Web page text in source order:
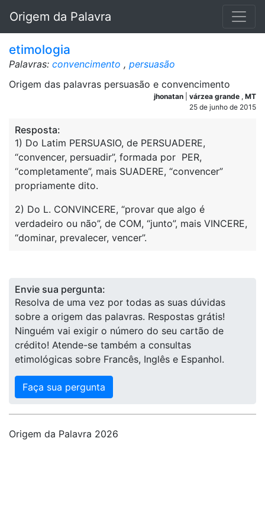
Origem da Palavra
etimologia
Palavras: convencimento , persuasão
Origem das palavras persuasão e convencimento
jhonatan várzea grande , MT
25 de junho de 2015
Resposta:
1) Do Latim PERSUASIO, de PERSUADERE,
“convencer, persuadir”, formada por PER,
“completamente”, mais SUADERE, “convencer”
propriamente dito.
2) Do L. CONVINCERE, “provar que algo é
verdadeiro ou não”, de COM, “junto”, mais VINCERE,
“dominar, prevalecer, vencer”.
Envie sua pergunta:
Resolva de uma vez por todas as suas dúvidas
sobre a origem das palavras. Respostas grátis!
Ninguém vai exigir o número do seu cartão de
crédito! Atende-se também a consultas
etimológicas sobre Francês, Inglês e Espanhol.
Faça sua pergunta
Origem da Palavra 2026